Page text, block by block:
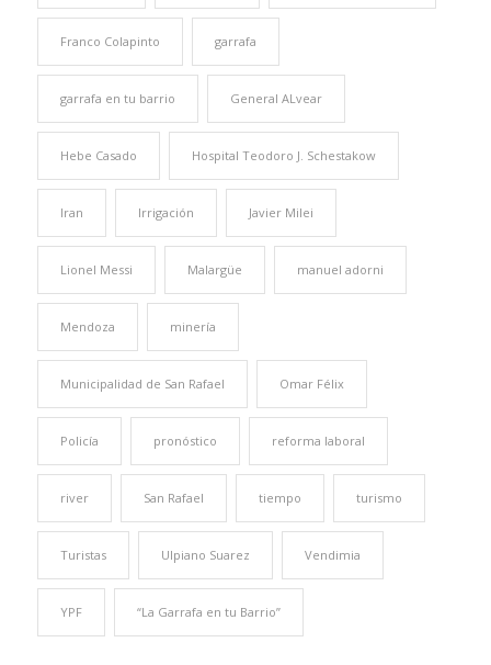
Franco Colapinto garrafa
garrafa en tu barrio General ALvear
Hebe Casado Hospital Teodoro J. Schestakow
Iran Irrigación Javier Milei
Lionel Messi Malargüe manuel adorni
Mendoza minería
Municipalidad de San Rafael Omar Félix
Policía pronóstico reforma laboral
river San Rafael tiempo turismo
Turistas Ulpiano Suarez Vendimia
YPF “La Garrafa en tu Barrio”